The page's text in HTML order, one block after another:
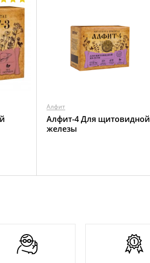
Алфит
Алфит-4 Для щитовидной
железы